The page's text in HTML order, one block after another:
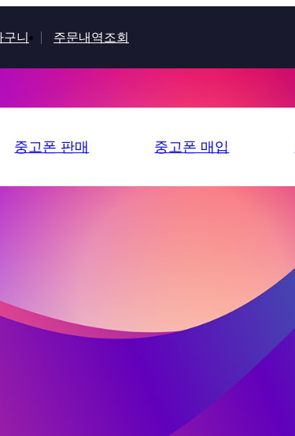
니 주문내역조회
중고폰 판매 중고폰 매입